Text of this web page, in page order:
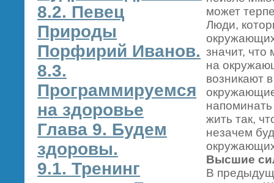
8.2. Певец
Природы
Порфирий Иванов.
8.3.
Программируемся
на здоровье
Глава 9. Будем
здоровы.
9.1. Тренинг
может
Люди,
значит,
на
возникают
жить так,
незачем
Высшие
В